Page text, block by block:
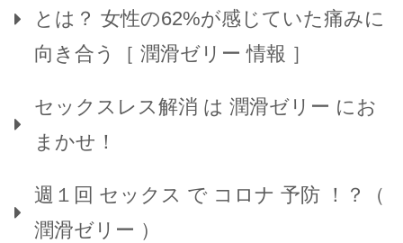
とは？ 女性の62%が感じていた痛みに
向き合う［ 潤滑ゼリー 情報 ］
セックスレス解消 は 潤滑ゼリー にお
まかせ！
週１回 セックス で コロナ 予防 ！？（
潤滑ゼリー ）